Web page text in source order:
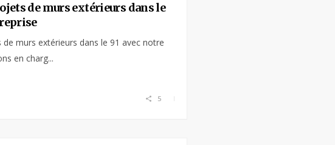
de murs extérieurs dans le
murs extérieurs dans le 91 avec notre
en charg...
5